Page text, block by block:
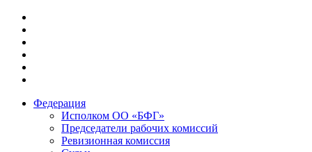
Федерация
Исполком ОО «БФГ»
Председатели рабочих комиссий
Ревизионная комиссия